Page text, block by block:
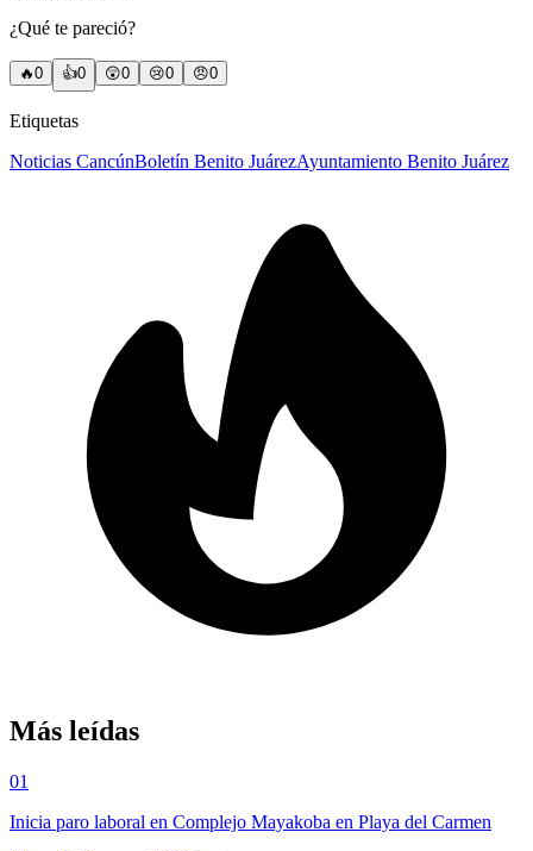
¿Qué te pareció?
🔥0 👍0 😲0 😢0 😠0
Etiquetas
Noticias CancúnBoletín Benito JuárezAyuntamiento Benito Juárez
Más leídas
01
Inicia paro laboral en Complejo Mayakoba en Playa del Carmen